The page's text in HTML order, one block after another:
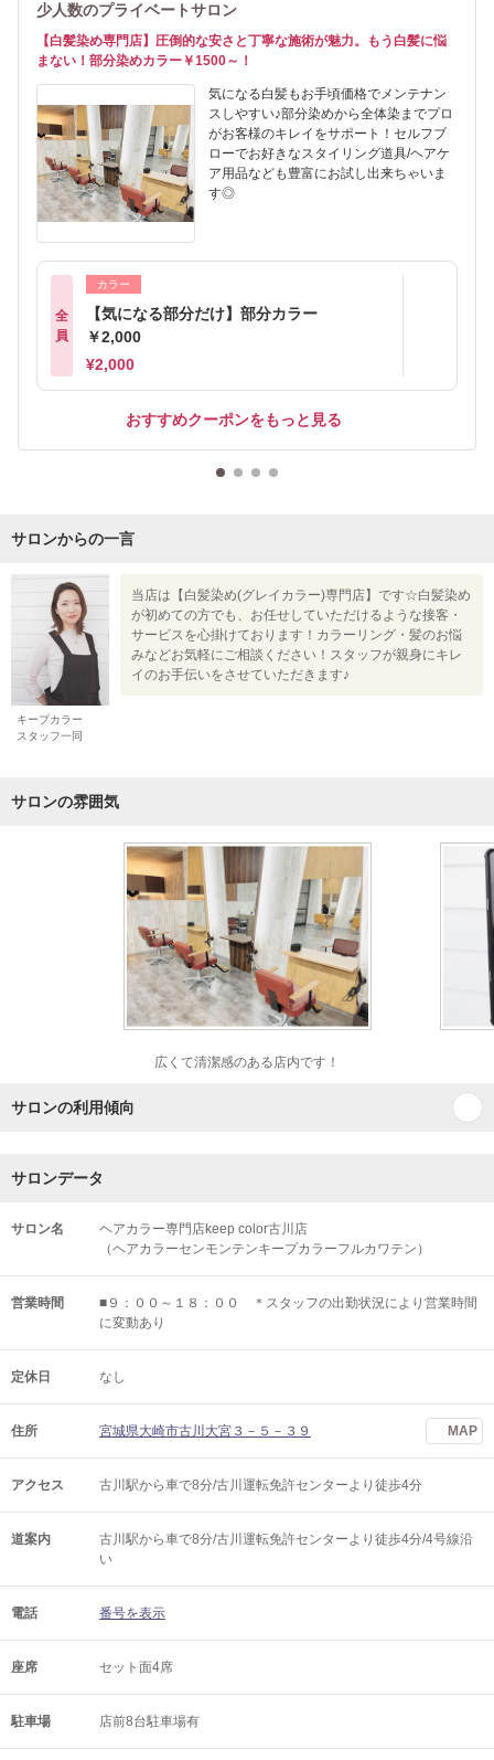
少人数のプライベートサロン
【白髪染め専門店】圧倒的な安さと丁寧な施術が魅力。もう白髪に悩
まない！部分染めカラー￥1500～！
気になる白髪もお手頃価格でメンテナン
スしやすい♪部分染めから全体染までプロ
がお客様のキレイをサポート！セルフブ
ローでお好きなスタイリング道具/ヘアケ
ア用品なども豊富にお試し出来ちゃいま
す◎
全
員
カラー
【気になる部分だけ】部分カラー
￥2,000
¥2,000
おすすめクーポンをもっと見る
サロンからの一言
キープカラー
スタッフ一同
当店は【白髪染め(グレイカラー)専門店】です☆白髪染め
が初めての方でも、お任せしていただけるような接客・
サービスを心掛けております！カラーリング・髪のお悩
みなどお気軽にご相談ください！スタッフが親身にキレ
イのお手伝いをさせていただきます♪
サロンの雰囲気
広くて清潔感のある店内です！
サロンの利用傾向
サロンデータ
サロン名
ヘアカラー専門店keep color古川店
（ヘアカラーセンモンテンキープカラーフルカワテン）
営業時間
■９：００～１８：００ ＊スタッフの出勤状況により営業時間
に変動あり
定休日 なし
住所 宮城県大崎市古川大宮３－５－３９ MAP
アクセス 古川駅から車で8分/古川運転免許センターより徒歩4分
道案内
古川駅から車で8分/古川運転免許センターより徒歩4分/4号線沿
い
電話 番号を表示
座席 セット面4席
駐車場 店前8台駐車場有